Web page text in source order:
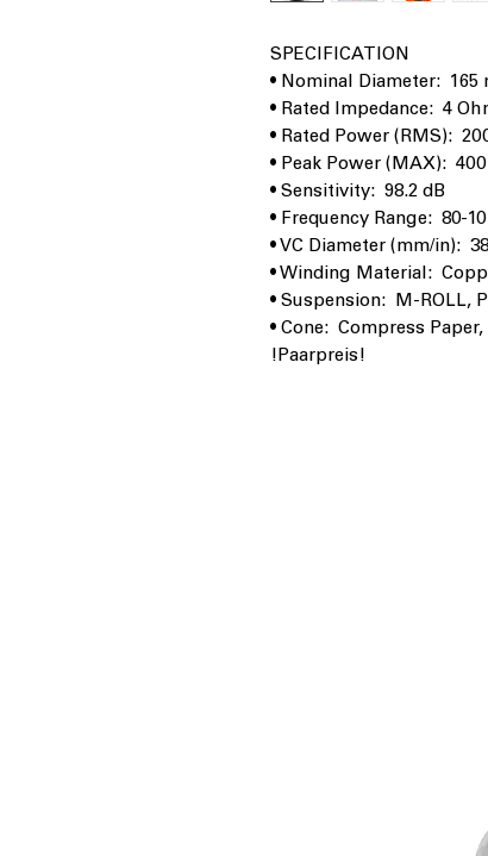
SPECIFICATION
• Nominal Diameter: 165
• Rated Impedance: 4
• Rated Power (RMS):
• Peak Power (MAX):
• Sensitivity: 98.2 dB
• Frequency Range: 80-
• VC Diameter (mm/in):
• Winding Material:
• Suspension: M-ROLL,
• Cone: Compress
!Paarpreis!